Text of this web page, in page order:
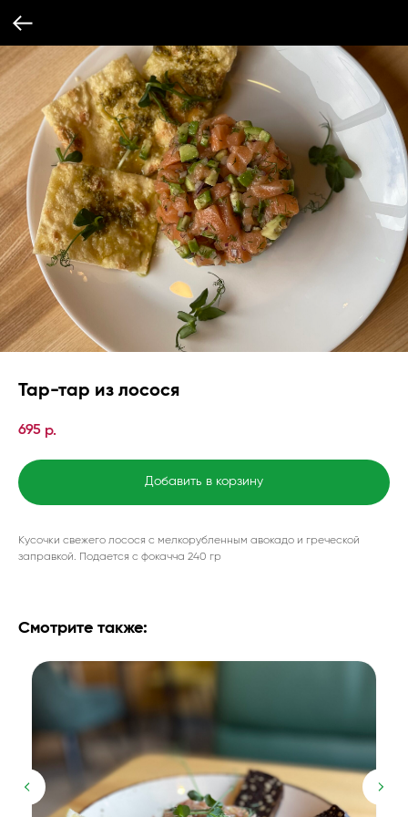
Тар-тар из лосося
695 р.
Добавить в корзину
Кусочки свежего лосося с мелкорубленным авокадо и греческой
заправкой. Подается с фокачча 240 гр
Смотрите также: